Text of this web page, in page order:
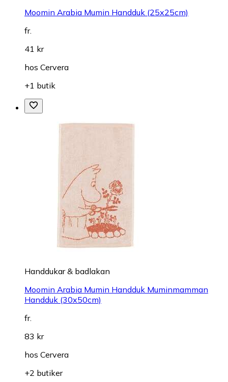
Moomin Arabia Mumin Handduk (25x25cm)
fr.
41 kr
hos Cervera
+1 butik
Handdukar & badlakan
Moomin Arabia Mumin Handduk Muminmamman
Handduk (30x50cm)
fr.
83 kr
hos Cervera
+2 butiker